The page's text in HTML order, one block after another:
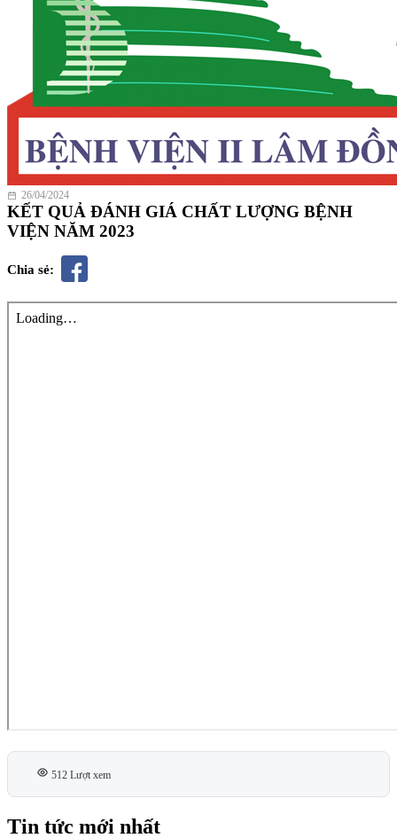
26/04/2024
KẾT QUẢ ĐÁNH GIÁ CHẤT LƯỢNG BỆNH
VIỆN NĂM 2023
Chia sẻ:
512 Lượt xem
Tin tức mới nhất